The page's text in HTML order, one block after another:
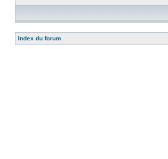
Index du forum